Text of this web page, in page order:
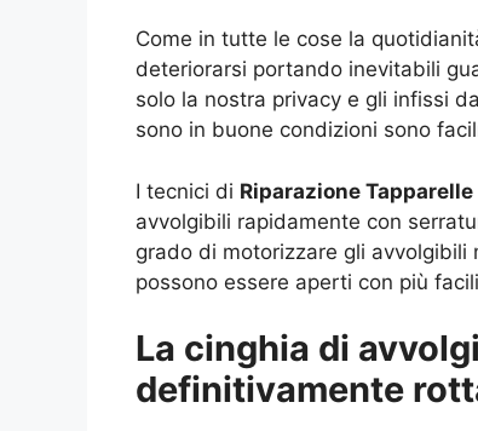
Come in tutte le cose la
deteriorarsi portando inevitabili
solo la nostra privacy e gli infissi
sono in buone condizioni sono
I tecnici di Riparazione
avvolgibili rapidamente con
grado di motorizzare gli avvolgibili
possono essere aperti con più
La cinghia di
definitivamente